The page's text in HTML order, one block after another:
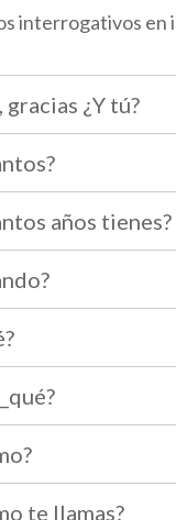
interrogativos en
gracias ¿Y tú?
años tienes?
te llamas?